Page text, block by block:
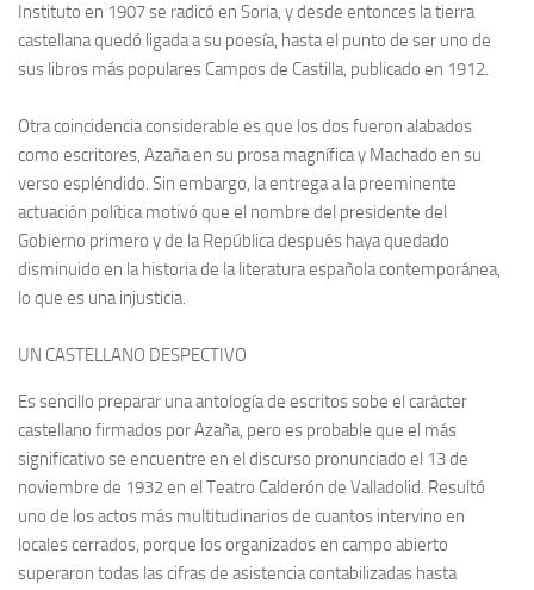
Artículos sobre Manuel Azaña
Ochenta años sin Manuel Azaña
Catálogo Biblioteca
Catálogo Hemeroteca
Fondo Mario J. Bonilla
Biblioteca-Novedades
Tienda
Instituto en 1907 se radicó en Soria, y desde entonces la tierra
castellana quedó ligada a su poesía, hasta el punto de ser uno de
sus libros más populares Campos de Castilla, publicado en 1912.
Otra coincidencia considerable es que los dos fueron alabados
como escritores, Azaña en su prosa magnífica y Machado en su
verso espléndido. Sin embargo, la entrega a la preeminente
actuación política motivó que el nombre del presidente del
Gobierno primero y de la República después haya quedado
disminuido en la historia de la literatura española contemporánea,
lo que es una injusticia.
UN CASTELLANO DESPECTIVO
Es sencillo preparar una antología de escritos sobe el carácter
castellano firmados por Azaña, pero es probable que el más
significativo se encuentre en el discurso pronunciado el 13 de
noviembre de 1932 en el Teatro Calderón de Valladolid. Resultó
uno de los actos más multitudinarios de cuantos intervino en
locales cerrados, porque los organizados en campo abierto
superaron todas las cifras de asistencia contabilizadas hasta